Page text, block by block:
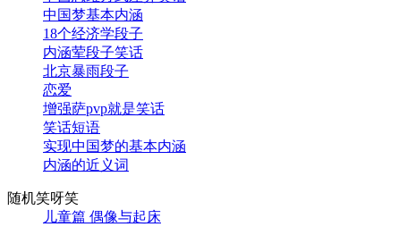
中国梦基本内涵
18个经济学段子
内涵荤段子笑话
北京暴雨段子
恋爱
增强萨pvp就是笑话
笑话短语
实现中国梦的基本内涵
内涵的近义词
随机笑呀笑
儿童篇 偶像与起床